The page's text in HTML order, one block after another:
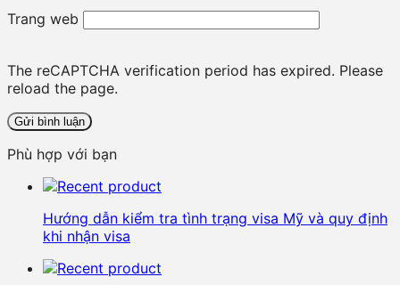
Trang web
The reCAPTCHA verification period has expired. Please
reload the page.
Phù hợp với bạn
Hướng dẫn kiểm tra tình trạng visa Mỹ và quy định
khi nhận visa